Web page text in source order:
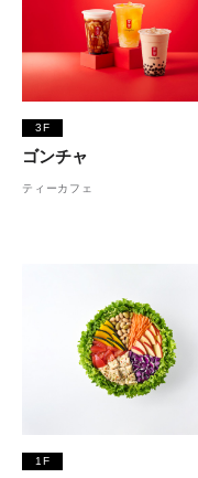
3F
ゴンチャ
ティーカフェ
1F